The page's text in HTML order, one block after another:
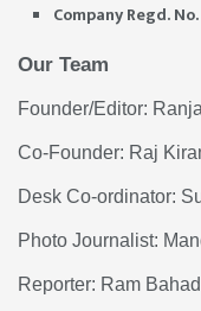
Company Regd.
Our Team
Founder/Editor:
Co-Founder: Raj
Desk Co-ordinator:
Photo Journalist:
Reporter: Ram